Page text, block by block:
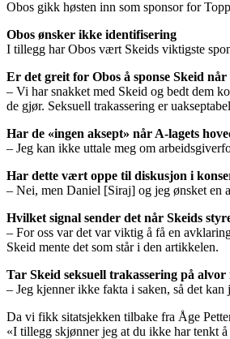
Obos gikk høsten inn som sponsor for
Obos ønsker ikke identifisering
I tillegg har Obos vært Skeids viktigste
Er det greit for Obos å sponse Skeid
– Vi har snakket med Skeid og bedt dem
de gjør. Seksuell trakassering er
Har de «ingen aksept» når A-lagets
– Jeg kan ikke uttale meg om
Har dette vært oppe til diskusjon i
– Nei, men Daniel [Siraj] og jeg ønsket
Hvilket signal sender det når Skeids
– For oss var det var viktig å få en
Skeid mente det som står i den artikkelen.
Tar Skeid seksuell trakassering på
– Jeg kjenner ikke fakta i saken, så det
Da vi fikk sitatsjekken tilbake fra Åge
«I tillegg skjønner jeg at du ikke har tenkt